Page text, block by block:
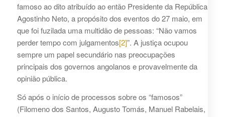
famoso ao dito atribuído ao então Presidente da República
Agostinho Neto, a propósito dos eventos do 27 maio, em
que foi fuzilada uma multidão de pessoas: “Não vamos
perder tempo com julgamentos[2]”. A justiça ocupou
sempre um papel secundário nas preocupações
principais dos governos angolanos e provavelmente da
opinião pública.
Só após o início de processos sobre os “famosos”
(Filomeno dos Santos, Augusto Tomás, Manuel Rabelais,